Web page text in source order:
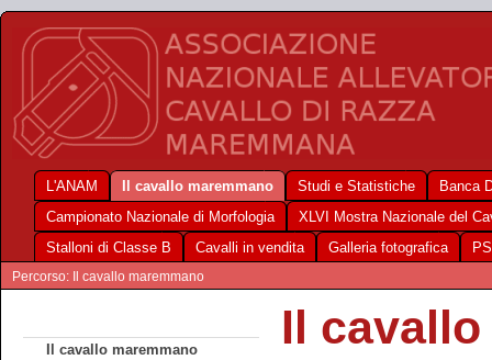
L'ANAM Il cavallo maremmano Studi e Statistiche
Banca
Campionato Nazionale di Morfologia
XLVI Mostra Nazionale del
Stalloni di Classe B
Cavalli in vendita Galleria fotografica
Percorso: Il cavallo maremmano
Il cavallo maremmano
Il